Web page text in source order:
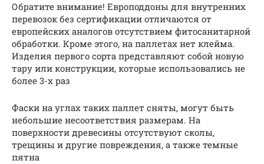
Обратите внимание! Европоддоны для внутренних
перевозок без сертификации отличаются от
европейских аналогов отсутствием фитосанитарной
обработки. Кроме этого, на паллетах нет клейма.
Изделия первого сорта представляют собой новую
тару или конструкции, которые использовались не
более 3-х раз
Фаски на углах таких паллет сняты, могут быть
небольшие несоответствия размерам. На
поверхности древесины отсутствуют сколы,
трещины и другие повреждения, а также темные
пятна